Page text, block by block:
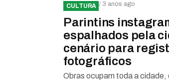
CULTURA / 3 anos ago
Parintins
espalhados pela
cenário para
fotográficos
Obras ocupam toda a cidade,